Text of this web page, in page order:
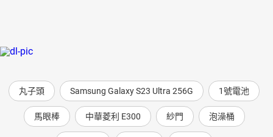
丸子頭 Samsung Galaxy S23 Ultra 256G 1號電池
馬眼棒 中華菱利 E300 紗門 泡澡桶